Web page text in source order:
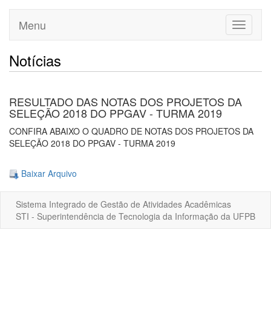
Toggle
Menu
Notícias
RESULTADO DAS NOTAS DOS PROJETOS DA
SELEÇÃO 2018 DO PPGAV - TURMA 2019
CONFIRA ABAIXO O QUADRO DE NOTAS DOS PROJETOS DA
SELEÇÃO 2018 DO PPGAV - TURMA 2019
Baixar Arquivo
Sistema Integrado de Gestão de Atividades Acadêmicas
STI - Superintendência de Tecnologia da Informação da UFPB